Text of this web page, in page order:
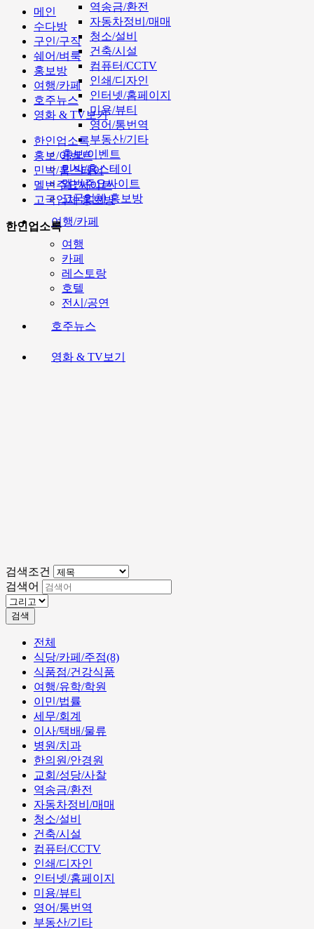
역송금/환전
자동차정비/매매
청소/설비
건축/시설
컴퓨터/CCTV
인쇄/디자인
인터넷/홈페이지
미용/뷰티
영어/통번역
부동산/기타
홍보/이벤트
민박/홈스테이
멜번주요싸이트
고국업체 홍보방
여행/카페
여행
카페
레스토랑
호텔
전시/공연
호주뉴스
영화 & TV보기
메인
수다방
구인/구직
쉐어/벼룩
홍보방
여행/카페
호주뉴스
영화 & TV보기
한인업소록
홍보/이벤트
민박/홈스테이
멜번주요싸이트
고국업체 홍보방
한인업소록
검색조건
검색어
검색
전체
식당/카페/주점(8)
식품점/건강식품
여행/유학/학원
이민/법률
세무/회계
이사/택배/물류
병원/치과
한의원/안경원
교회/성당/사찰
역송금/환전
자동차정비/매매
청소/설비
건축/시설
컴퓨터/CCTV
인쇄/디자인
인터넷/홈페이지
미용/뷰티
영어/통번역
부동산/기타